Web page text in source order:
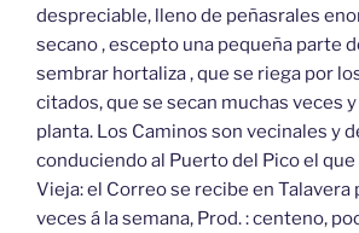
despreciable, lleno de peñasrales
secano , escepto una pequeña parte
sembrar hortaliza , que se riega por
citados, que se secan muchas veces
planta. Los Caminos son vecinales y
conduciendo al Puerto del Pico el
Vieja: el Correo se recibe en Talavera
veces á la semana, Prod. : centeno,